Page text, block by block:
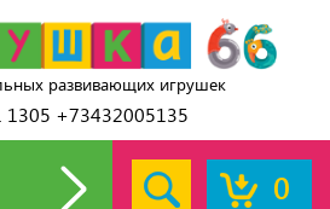
развивающих игрушек
1305 +73432005135
0